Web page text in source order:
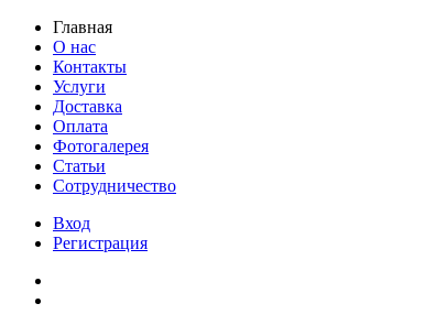
Главная
О нас
Контакты
Услуги
Доставка
Оплата
Фотогалерея
Статьи
Сотрудничество
Вход
Регистрация